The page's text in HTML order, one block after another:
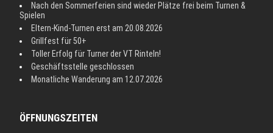
Nach den Sommerferien sind wieder Plätze frei beim Turnen &
Spielen
Eltern-Kind-Turnen erst am 20.08.2026
Grillfest für 50+
Toller Erfolg für Turner der VT Rinteln!
Geschäftsstelle geschlossen
Monatliche Wanderung am 12.07.2026
ÖFFNUNGSZEITEN